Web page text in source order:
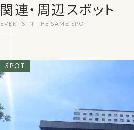
関連・周辺スポット